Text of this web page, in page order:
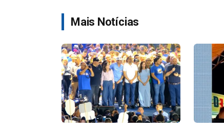
Mais Notícias